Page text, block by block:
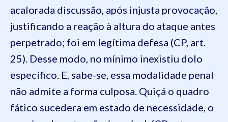
acalorada discussão, após injusta provocação,
justificando a reação à altura do ataque antes
perpetrado; foi em legítima defesa (CP, art.
25). Desse modo, no mínimo inexistiu dolo
específico. E, sabe-se, essa modalidade penal
não admite a forma culposa. Quiçá o quadro
fático sucedera em estado de necessidade, o